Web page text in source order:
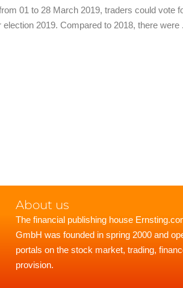
01 to 28 March 2019, traders could vote
2019. Compared to 2018, there were
About us
The financial publishing house
GmbH was founded in spring 2000 and
portals on the stock market, trading,
provision.